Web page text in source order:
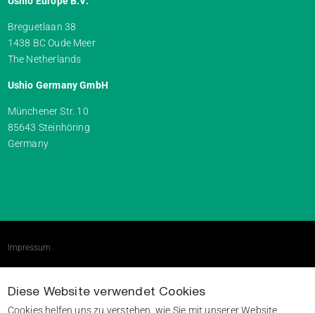
Diese Website verwendet Cookies
Cookies helfen uns zu verstehen, wie Sie mit unserer Website
Breguetlaan 38
1438 BC Oude Meer
The Netherlands
Ushio Germany GmbH
Münchener Str. 10
85643 Steinhöring
Germany
Impressum
Datenschutzerklärung